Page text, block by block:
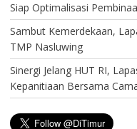
Siap Optimalisasi
Sambut Kemerdekaan,
TMP Nasluwing
Sinergi Jelang HUT RI,
Kepanitiaan Bersama